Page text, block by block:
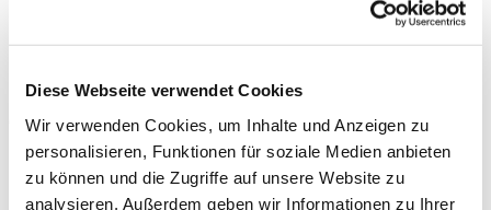
Diese Webseite verwendet Cookies
Wir verwenden Cookies, um Inhalte und Anzeigen zu
personalisieren, Funktionen für soziale Medien anbieten
zu können und die Zugriffe auf unsere Website zu
analysieren. Außerdem geben wir Informationen zu Ihrer
Anregungen und Wünsche zu StarMoney Business 10
Moderatoren: Star Finanz GmbH,Star Finanz Support,
Gehe zu
Star Finanz GmbH
↳ Ankündigungen der Star Finanz GmbH
↳ Inhalte OnlineUpdates (Produktaktualisierungen)